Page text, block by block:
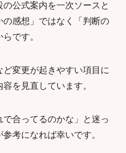
公式案内を一次ソースと
の感想」ではなく「判断の
です。
変更が起きやすい項目に
を見直しています。
合ってるのかな」と迷っ
考になれば幸いです。